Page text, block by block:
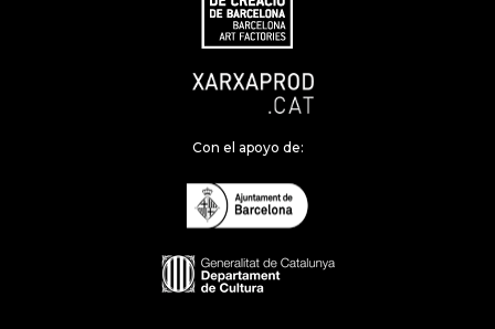
Con el apoyo de: